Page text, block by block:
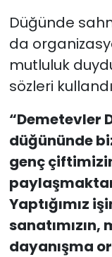
Düğünde
da
mutluluk
sözleri
“Demetevler
düğününde
genç
Yaptığımız
dayanışma